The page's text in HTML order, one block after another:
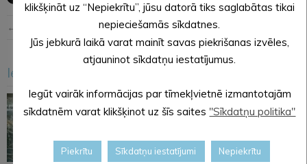
← Iepriekšējā ziņa
Iesakām arī šo
klikšķināt uz “Nepiekrītu”, jūsu datorā tiks saglabātas tikai
nepieciešamās sīkdatnes.
Jūs jebkurā laikā varat mainīt savas piekrišanas izvēles,
atjauninot sīkdatņu iestatījumus.
Iegūt vairāk informācijas par tīmekļvietnē izmantotajām
sīkdatnēm varat klikšķinot uz šīs saites "Sīkdatņu politika"
Piekrītu Sīkdatņu iestatījumi Nepiekrītu